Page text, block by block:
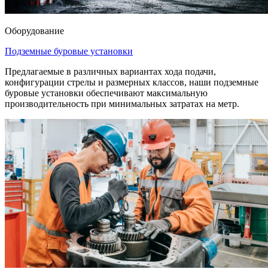
Оборудование
Подземные буровые установки
Предлагаемые в различных вариантах хода подачи,
конфигурации стрелы и размерных классов, наши подземные
буровые установки обеспечивают максимальную
производительность при минимальных затратах на метр.